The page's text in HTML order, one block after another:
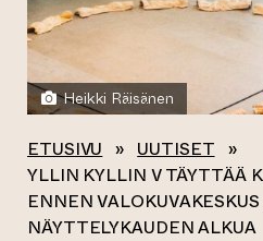
Heikki Räisänen
ETUSIVU » UUTISET »
YLLIN KYLLIN V TÄYTTÄÄ
ENNEN
NÄYTTELYKAUDEN ALKUA